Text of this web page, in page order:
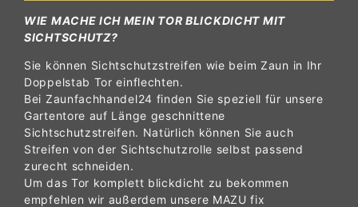
WIE MACHE ICH MEIN TOR BLICKDICHT MIT
SICHTSCHUTZ?
Sie können Sichtschutzstreifen wie beim Zaun in Ihr
Doppelstab Tor einflechten.
Bei Zaunfachhandel24 finden Sie speziell für unsere
Gartentore auf Länge geschnittene
Sichtschutzstreifen. Natürlich können Sie auch
Streifen von der Sichtschutzrolle selbst passend
zurecht schneiden.
Um das Tor komplett blickdicht zu bekommen
empfehlen wir außerdem unsere MAZU fix